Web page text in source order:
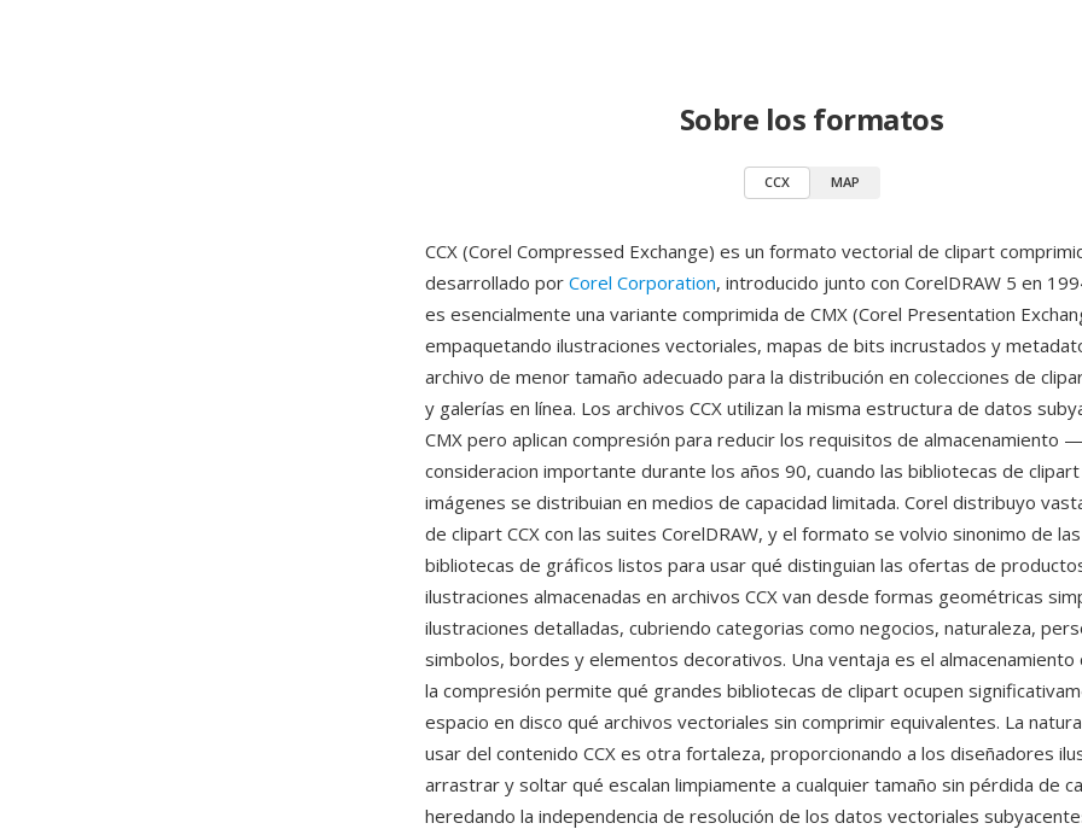
Sobre los formatos
CCX MAP
CCX (Corel Compressed Exchange) es un formato vectorial de clipart
desarrollado por Corel Corporation, introducido junto con CorelDRAW 5 en
es esencialmente una variante comprimida de CMX (Corel Presentation
empaquetando ilustraciones vectoriales, mapas de bits incrustados y
archivo de menor tamaño adecuado para la distribución en colecciones de
y galerías en línea. Los archivos CCX utilizan la misma estructura de datos
CMX pero aplican compresión para reducir los requisitos de almacenamiento
consideracion importante durante los años 90, cuando las bibliotecas de
imágenes se distribuian en medios de capacidad limitada. Corel distribuyo
de clipart CCX con las suites CorelDRAW, y el formato se volvio sinonimo de
bibliotecas de gráficos listos para usar qué distinguian las ofertas de
ilustraciones almacenadas en archivos CCX van desde formas geométricas
ilustraciones detalladas, cubriendo categorias como negocios, naturaleza,
simbolos, bordes y elementos decorativos. Una ventaja es el
la compresión permite qué grandes bibliotecas de clipart ocupen
espacio en disco qué archivos vectoriales sin comprimir equivalentes. La
usar del contenido CCX es otra fortaleza, proporcionando a los diseñadores
arrastrar y soltar qué escalan limpiamente a cualquier tamaño sin pérdida de
heredando la independencia de resolución de los datos vectoriales